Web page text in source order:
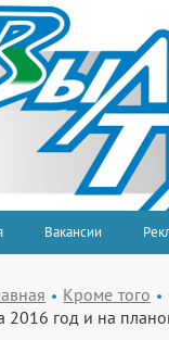
Вакансии
Кроме того
2016 год и на